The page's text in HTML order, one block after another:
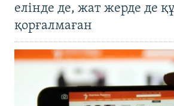
елінде де, жат жерде де
қорғалмаған